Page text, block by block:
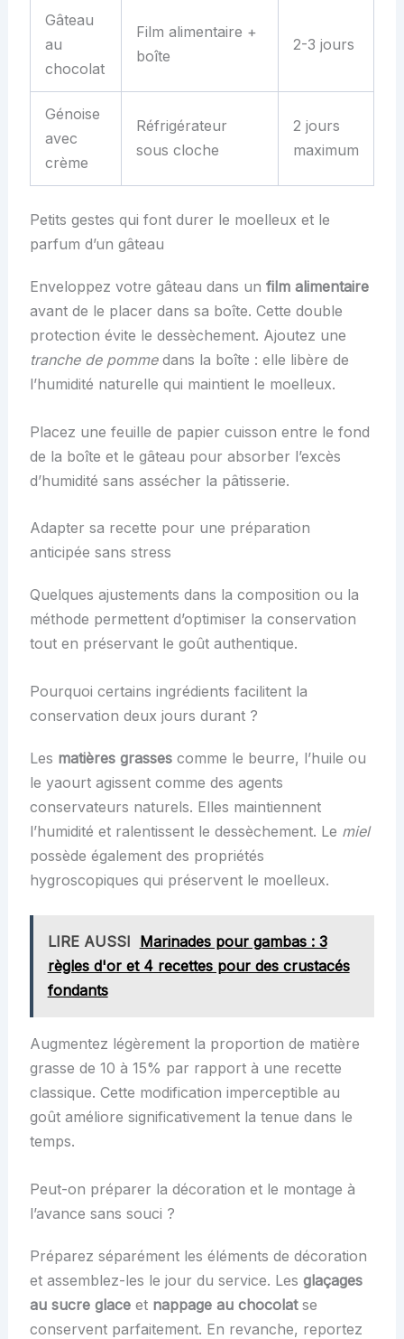
Gâteau
au
chocolat
Film alimentaire +
boîte
2-3 jours
Génoise
avec
crème
Réfrigérateur
sous cloche
2 jours
maximum
Petits gestes qui font durer le moelleux et le
parfum d’un gâteau
Enveloppez votre gâteau dans un film alimentaire
avant de le placer dans sa boîte. Cette double
protection évite le dessèchement. Ajoutez une
tranche de pommedans la boîte : elle libère de
l’humidité naturelle qui maintient le moelleux.
Placez une feuille de papier cuisson entre le fond
de la boîte et le gâteau pour absorber l’excès
d’humidité sans assécher la pâtisserie.
Adapter sa recette pour une préparation
anticipée sans stress
Quelques ajustements dans la composition ou la
méthode permettent d’optimiser la conservation
tout en préservant le goût authentique.
Pourquoi certains ingrédients facilitent la
conservation deux jours durant ?
Les matières grassescomme le beurre, l’huile ou
le yaourt agissent comme des agents
conservateurs naturels. Elles maintiennent
l’humidité et ralentissent le dessèchement. Le miel
possède également des propriétés
hygroscopiques qui préservent le moelleux.
LIRE AUSSI Marinades pour gambas : 3
règles d'or et 4 recettes pour des crustacés
fondants
Augmentez légèrement la proportion de matière
grasse de 10 à 15% par rapport à une recette
classique. Cette modification imperceptible au
goût améliore significativement la tenue dans le
temps.
Peut-on préparer la décoration et le montage à
l’avance sans souci ?
Préparez séparément les éléments de décoration
et assemblez-les le jour du service. Les glaçages
au sucre glaceet nappage au chocolatse
conservent parfaitement. En revanche, reportez